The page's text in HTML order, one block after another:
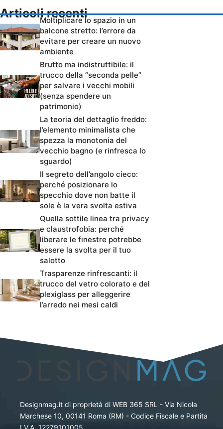
Articoli recenti
Moltiplicare lo spazio in un
balcone stretto: l’errore da
evitare per creare un nuovo
ambiente
Brutto ma indistruttibile: il
trucco della “seconda pelle”
per salvare i vecchi mobili
(senza spendere un
patrimonio)
La teoria del dettaglio freddo:
l’elemento minimalista che
spezza la monotonia del
vecchio bagno (e rinfresca lo
sguardo)
Il segreto dell’angolo cieco:
perché posizionare lo
specchio dove non batte il
sole è la vera svolta estiva
Quella sottile linea tra privacy
e claustrofobia: perché
liberare le finestre potrebbe
essere la svolta per il tuo
salotto
Trasparenze rinfrescanti: il
trucco del vetro colorato e del
plexiglass per alleggerire
l’arredo nei mesi caldi
Designmag.it di proprietà di WEB 365 SRL - Via Nicola
Marchese 10, 00141 Roma (RM) - Codice Fiscale e Partita
I.V.A. 12279101005